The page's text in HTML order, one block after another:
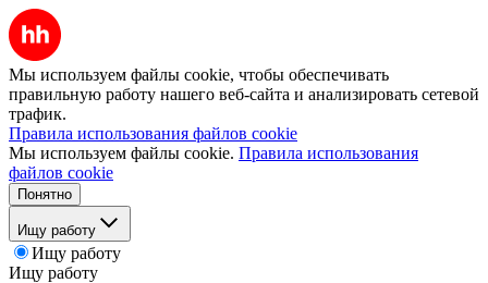
Мы используем файлы cookie, чтобы обеспечивать
правильную работу нашего веб-сайта и анализировать сетевой
трафик.
Правила использования файлов cookie
Мы используем файлы cookie. Правила использования
файлов cookie
Понятно
Ищу работу
Ищу работу
Ищу работу